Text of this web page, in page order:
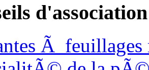
d'association
Ã feuillages